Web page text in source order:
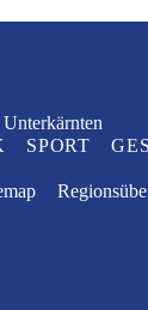
SPORT